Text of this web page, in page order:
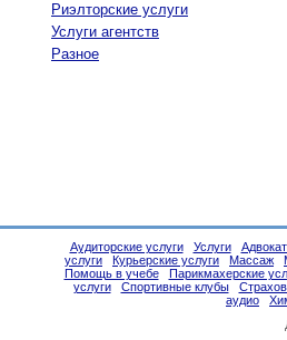
Риэлторские услуги
Услуги агентств
Разное
Аудиторские услуги Услуги
услуги
Курьерские услуги Массаж
Помощь в учебе
Парикмахерские
услуги
Спортивные клубы
аудио